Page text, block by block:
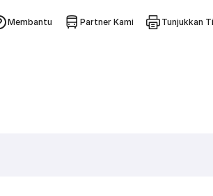
Membantu Partner Kami Tunjukkan